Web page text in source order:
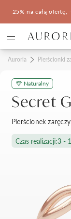
-25% na całą ofertę,
Kategorie
Pierścionki
Pomocne
Salony Auroria
Salon Auroria
Auroria Pierścionki
Naturalny
Secret
Pierścionek
Czas realizacji:3 -